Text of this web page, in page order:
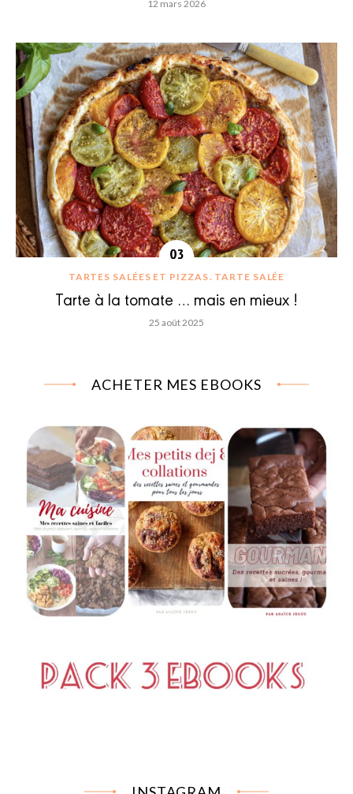
12 mars 2026
TARTES SALÉES ET PIZZAS TARTE SALÉE
Tarte à la tomate … mais en mieux !
25 août 2025
ACHETER MES EBOOKS